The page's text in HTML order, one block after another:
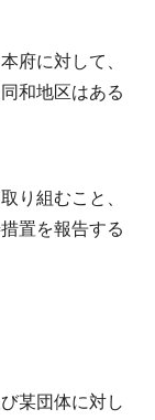
府に対して、
和地区はある
り組むこと、
置を報告する
某団体に対し